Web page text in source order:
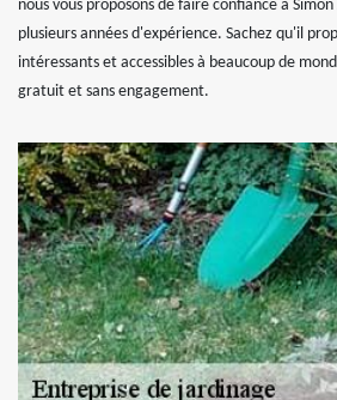
nous vous proposons de faire confiance à
plusieurs années d'expérience. Sachez qu'il
intéressants et accessibles à beaucoup de
gratuit et sans engagement.